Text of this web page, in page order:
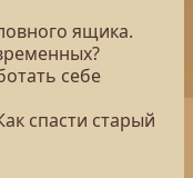
ящика.
себе
спасти старый